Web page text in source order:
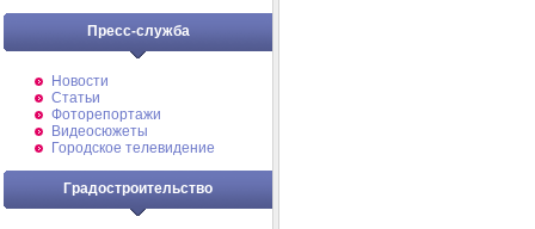
Пресс-служба
Новости
Статьи
Фоторепортажи
Видеосюжеты
Городское телевидение
Градостроительство